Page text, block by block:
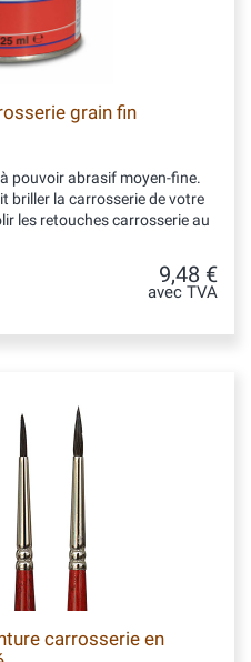
grain fin
pouvoir abrasif moyen-fine.
briller la carrosserie de votre
les retouches carrosserie au
9,48 €
avec TVA
carrosserie en